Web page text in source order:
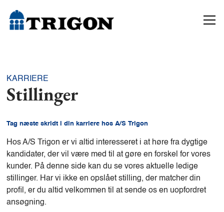
KARRIERE
Stillinger
Tag næste skridt i din karriere hos A/S Trigon
Hos A/S Trigon er vi altid interesseret i at høre fra dygtige
kandidater, der vil være med til at gøre en forskel for vores
kunder. På denne side kan du se vores aktuelle ledige
stillinger. Har vi ikke en opslået stilling, der matcher din
profil, er du altid velkommen til at sende os en uopfordret
ansøgning.